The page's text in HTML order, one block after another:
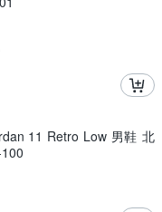
11 Retro Low 男鞋 北